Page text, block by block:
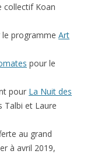
collectif Koan
le programme Art
pour le
pour La Nuit des
Talbi et Laure
au grand
à avril 2019,